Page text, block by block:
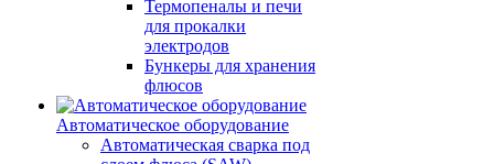
Термопеналы и печи
для прокалки
электродов
Бункеры для хранения
флюсов
Автоматическое оборудование
Автоматическая сварка под